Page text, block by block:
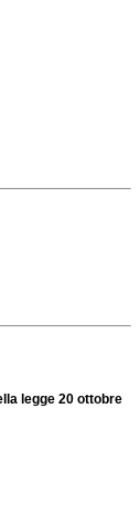
legge 20 ottobre